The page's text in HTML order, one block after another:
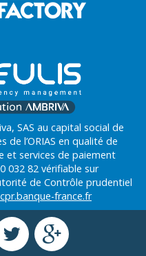
SAS au capital social de
de l’ORIAS en qualité de
et services de paiement
032 82 vérifiable sur
de Contrôle prudentiel
france.fr